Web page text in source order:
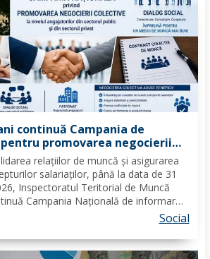
continuă Campania de
promovarea negocierii
nivelul angajatorilor din
și privat
relațiilor de muncă și asigurarea
salariaților, până la data de 31
Inspectoratul Teritorial de Muncă
Campania Națională de informare
negocierilor colective la nivelulSocial